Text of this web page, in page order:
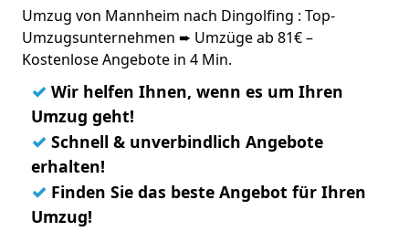
Umzug von Mannheim nach Dingolfing : Top-
Umzugsunternehmen ➨ Umzüge ab 81€ –
Kostenlose Angebote in 4 Min.
✓ Wir helfen Ihnen, wenn es um Ihren
Umzug geht!
✓ Schnell & unverbindlich Angebote
erhalten!
✓ Finden Sie das beste Angebot für Ihren
Umzug!